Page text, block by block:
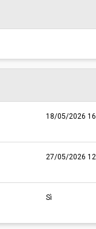
18/05/2026
27/05/2026
Sì